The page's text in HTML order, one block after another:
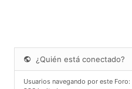
¿Quién está conectado?
Usuarios navegando por este Foro: